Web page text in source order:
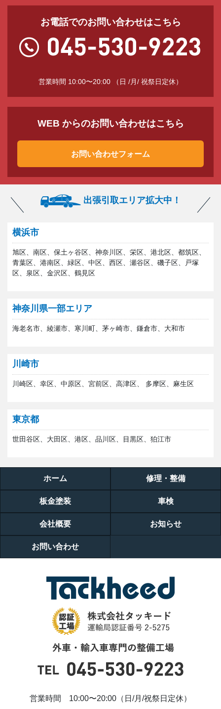
お電話でのお問い合わせはこちら
営業時間 10:00〜20:00 （日 /月/ 祝祭日定休）
WEB からのお問い合わせはこちら
お問い合わせフォーム
出張引取エリア拡大中！
横浜市
旭区、南区、保土ヶ谷区、神奈川区、栄区、港北区、都筑区、
青葉区、港南区、緑区、中区、西区、瀬谷区、磯子区、戸塚
区、泉区、金沢区、鶴見区
神奈川県一部エリア
海老名市、綾瀬市、寒川町、茅ヶ崎市、鎌倉市、大和市
川崎市
川崎区、幸区、中原区、宮前区、高津区、 多摩区、麻生区
東京都
世田谷区、大田区、港区、品川区、目黒区、狛江市
営業時間 10:00〜20:00（日/月/祝祭日定休）
ホーム 修理・整備
板金塗装 車検
会社概要 お知らせ
お問い合わせ